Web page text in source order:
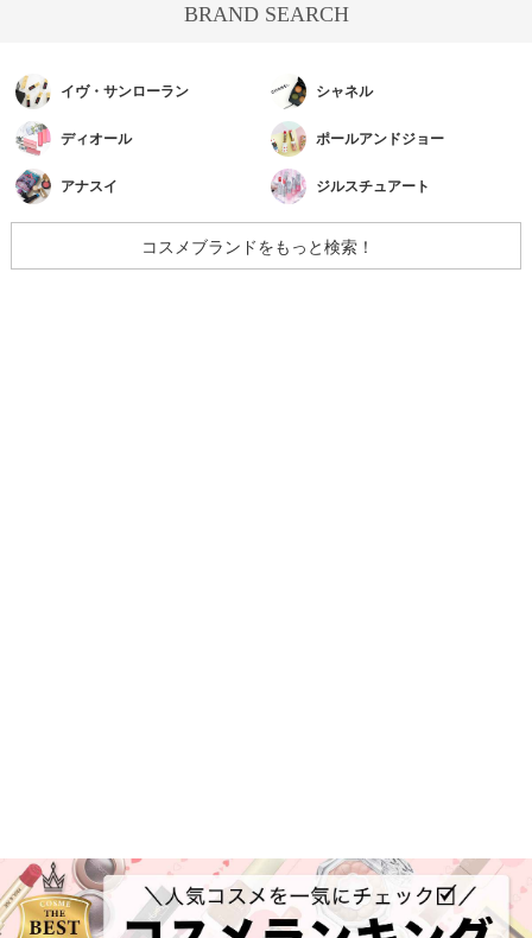
BRAND SEARCH
イヴ・サンローラン シャネル
ディオール ポールアンドジョー
アナスイ ジルスチュアート
コスメブランドをもっと検索！